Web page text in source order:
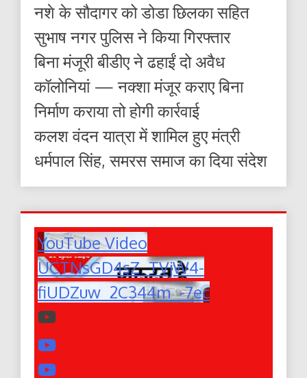
नशे के सौदागर को डोडा छिलका सहित
सुभाष नगर पुलिस ने किया गिरफ्तार
बिना मंजूरी बीडीए ने ढहाईं दो अवैध
कॉलोनियां — नक्शा मंजूर कराए बिना
निर्माण कराया तो होगी कार्रवाई
कलश वंदन यात्रा में शामिल हुए मंत्री
धर्मपाल सिंह, समरस समाज का दिया संदेश
YouTube Video
UCTNsGD4sZ_TVjW4-
fiUDZuw_2C344m_-7ec